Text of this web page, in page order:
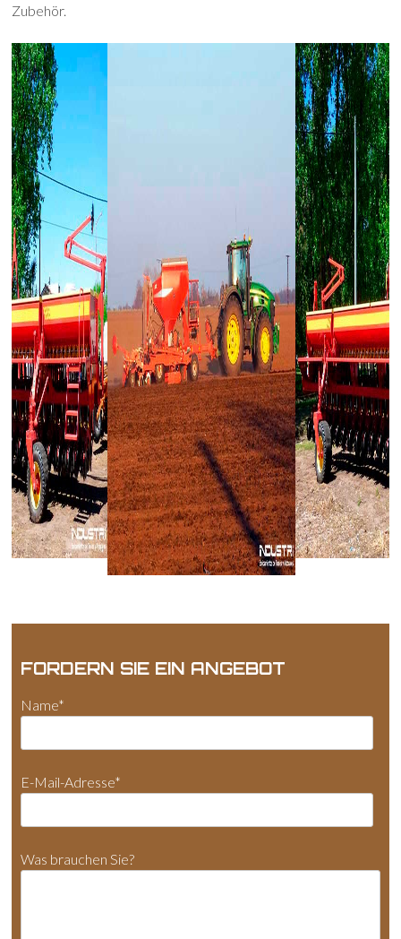
Zubehör.
FORDERN SIE EIN ANGEBOT
Name*
E-Mail-Adresse*
Was brauchen Sie?